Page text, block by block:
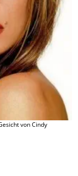
von Cindy